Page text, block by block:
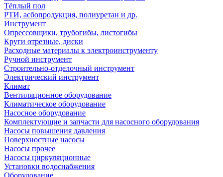
Тёплый пол
РТИ, асбопродукция, полиуретан и др.
Инструмент
Опрессовщики, трубогибы, листогибы
Круги отрезные, диски
Расходные материалы к электроинструменту
Ручной инструмент
Строительно-отделочный инструмент
Электрический инструмент
Климат
Вентиляционное оборудование
Климатическое оборудование
Насосное оборудование
Комплектующие и запчасти для насосного оборудования
Насосы повышения давления
Поверхностные насосы
Насосы прочее
Насосы циркуляционные
Установки водоснабжения
Оборудование